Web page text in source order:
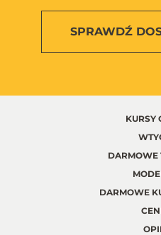
SPRAWDŹ
KURSY
DARMOWE
DARMOWE